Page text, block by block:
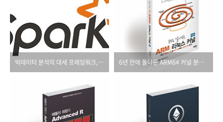
빅데이터 분석의 대세 프레임워크, 아파치 스파크 6년 만에 돌아온 ARM64 커널 분석서!